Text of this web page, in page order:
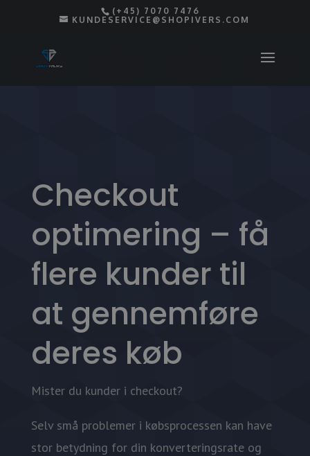
(+45) 7070 7476
KUNDESERVICE@SHOPIVERS.COM
Checkout
optimering – få
flere kunder til
at gennemføre
deres køb
Mister du kunder i checkout?
Selv små problemer i købsprocessen kan have
stor betydning for din konverteringsrate og